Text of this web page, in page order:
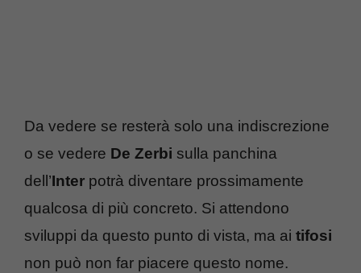
Da vedere se resterà solo una indiscrezione
o se vedere De Zerbi sulla panchina
dell’Inter potrà diventare prossimamente
qualcosa di più concreto. Si attendono
sviluppi da questo punto di vista, ma ai tifosi
non può non far piacere questo nome.